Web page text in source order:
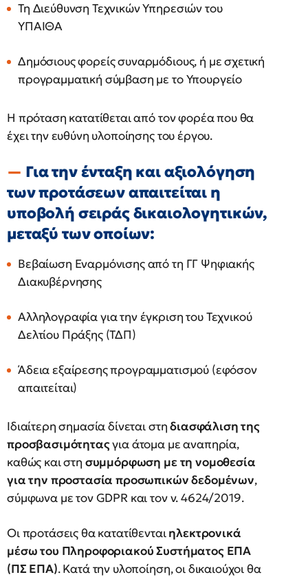
Τη Διεύθυνση Τεχνικών Υπηρεσιών του
ΥΠΑΙΘΑ
Δημόσιους φορείς συναρμόδιους, ή με σχετική
προγραμματική σύμβαση με το Υπουργείο
Η πρόταση κατατίθεται από τον φορέα που θα
έχει την ευθύνη υλοποίησης του έργου.
Για την ένταξη και αξιολόγηση
των προτάσεων απαιτείται η
υποβολή σειράς δικαιολογητικών,
μεταξύ των οποίων:
Βεβαίωση Εναρμόνισης από τη ΓΓ Ψηφιακής
Διακυβέρνησης
Αλληλογραφία για την έγκριση του Τεχνικού
Δελτίου Πράξης (ΤΔΠ)
Άδεια εξαίρεσης προγραμματισμού (εφόσον
απαιτείται)
Ιδιαίτερη σημασία δίνεται στηδιασφάλιση της
προσβασιμότηταςγια άτομα με αναπηρία,
καθώς και στη συμμόρφωση με τη νομοθεσία
για την προστασία προσωπικών δεδομένων,
σύμφωνα με τον GDPR και τον ν. 4624/2019.
Οι προτάσεις θα κατατίθενταιηλεκτρονικά
μέσω του Πληροφοριακού Συστήματος ΕΠΑ
(ΠΣ ΕΠΑ). Κατά την υλοποίηση, οι δικαιούχοι θα